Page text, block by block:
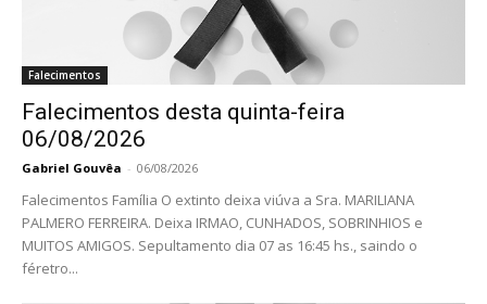
Falecimentos
Falecimentos desta quinta-feira
06/08/2026
Gabriel Gouvêa - 06/08/2026
Falecimentos Família O extinto deixa viúva a Sra. MARILIANA
PALMERO FERREIRA. Deixa IRMAO, CUNHADOS, SOBRINHIOS e
MUITOS AMIGOS. Sepultamento dia 07 as 16:45 hs., saindo o
féretro...